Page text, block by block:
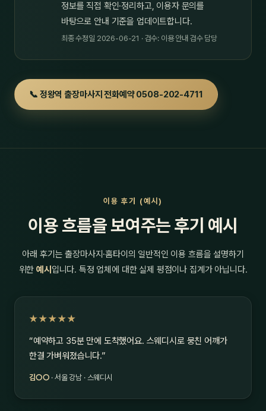
정보를 직접 확인·정리하고, 이용자 문의를
바탕으로 안내 기준을 업데이트합니다.
최종 수정일 2026-06-21 · 검수: 이용 안내 검수 담당
📞 정왕역 출장마사지 전화예약 0508-202-4711
이용 후기 (예시)
이용 흐름을 보여주는 후기 예시
아래 후기는 출장마사지·홈타이의 일반적인 이용 흐름을 설명하기
위한예시 입니다. 특정 업체에 대한 실제 평점이나 집계가 아닙니다.
★★★★★
“예약하고 35분 만에 도착했어요. 스웨디시로 뭉친 어깨가
한결 가벼워졌습니다.”
김○○ · 서울 강남 · 스웨디시